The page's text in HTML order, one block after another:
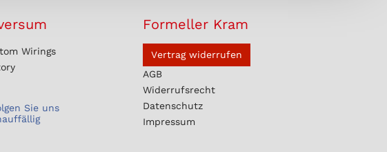
Wirings
Sie uns
Formeller Kram
Vertrag widerrufen
AGB
Widerrufsrecht
Datenschutz
Impressum